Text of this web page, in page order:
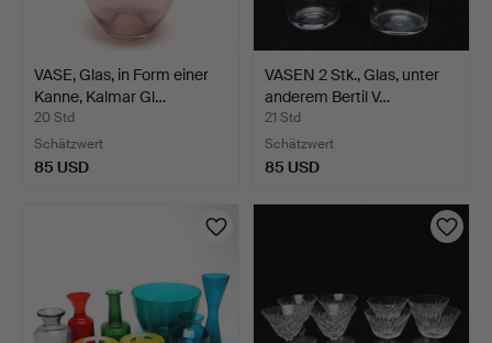
VASE, Glas, in Form einer
Kanne, Kalmar Gl…
20 Std
Schätzwert
85 USD
VASEN 2 Stk., Glas, unter
anderem Bertil V…
21 Std
Schätzwert
85 USD